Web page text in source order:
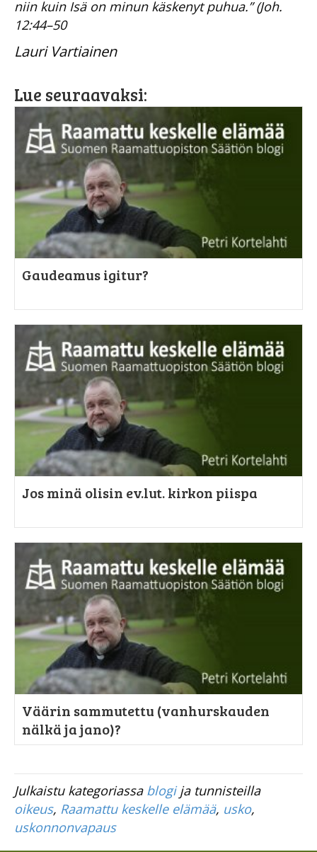
niin kuin Isä on minun käskenyt puhua.” (Joh.
12:44–50
Lauri Vartiainen
Lue seuraavaksi:
Gaudeamus igitur?
Jos minä olisin ev.lut. kirkon piispa
Väärin sammutettu (vanhurskauden
nälkä ja jano)?
Julkaistu kategoriassa blogija tunnisteilla
oikeus, Raamattu keskelle elämää, usko,
uskonnonvapaus